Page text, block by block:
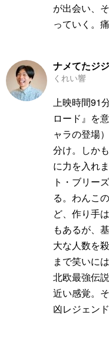
が出会い、
っていく。痛
ナメてたジ
くれい響
上映時間91
ロード』を
ャラの登場
分け。しか
に力を入れ
ト・ブリー
る。わんこ
ど、作り手
もあるが、
大な人数を
まで笑いに
北欧最強伝
近い感覚。
凶レジェン